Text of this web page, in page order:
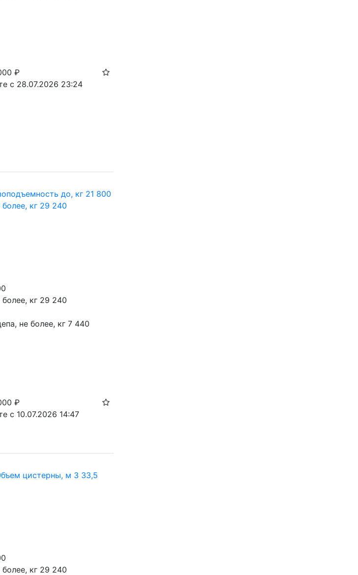
₽
с 28.07.2026 23:24
до, кг 21 800
кг 29 240
кг 29 240
не более, кг 7 440
₽
с 10.07.2026 14:47
цистерны, м 3 33,5
кг 29 240